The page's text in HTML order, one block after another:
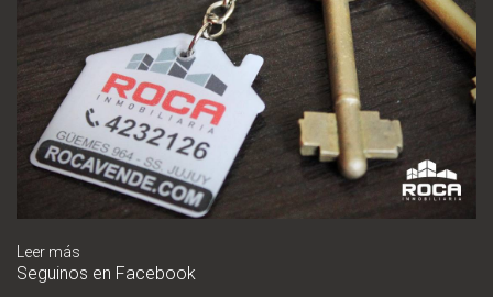
Leer más
Seguinos en Facebook